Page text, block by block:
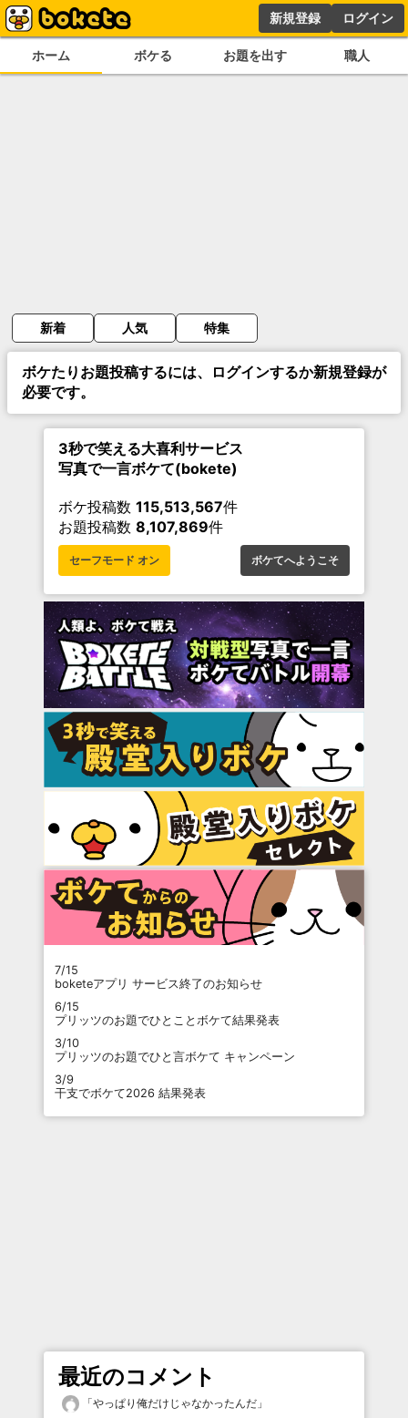
新規登録 ログイン
ホーム ボケる お題を出す 職人
新着 人気 特集
ボケたりお題投稿するには、ログインするか新規登録が
必要です。
3秒で笑える大喜利サービス
写真で一言ボケて(bokete)
ボケ投稿数 115,513,567件
お題投稿数 8,107,869件
セーフモード オン ボケてへようこそ
7/15
boketeアプリ サービス終了のお知らせ
6/15
プリッツのお題でひとことボケて結果発表
3/10
プリッツのお題でひと言ボケて キャンペーン
3/9
干支でボケて2026 結果発表
最近のコメント
「やっぱり俺だけじゃなかったんだ 」